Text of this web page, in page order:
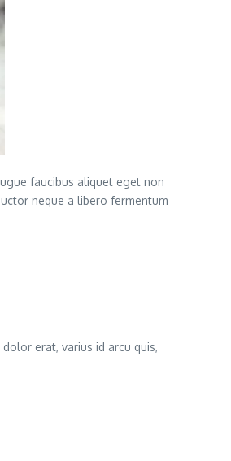
faucibus aliquet eget non
neque a libero fermentum
erat, varius id arcu quis,